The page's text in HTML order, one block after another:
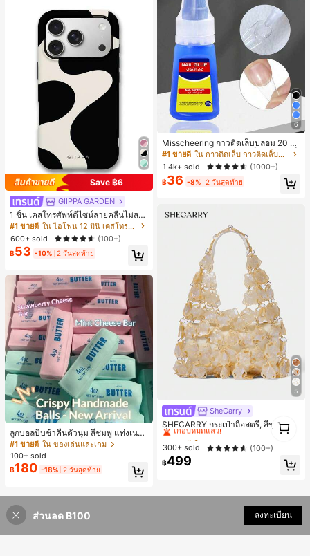
Save ฿6
GIIPPA GARDEN
1 ชิ้น เคสโทรศัพท์ดีไซน์ลายคลื่นไม่สม
มาตรสำหรับ Phone 17 Pro Max, เหม
าะสำหรับ Phone 16 Pro Max, 15 Pro
Max, 14 Pro Max, เคสโทรศัพท์สไตล์เ
กาหลีและน่าสนใจ, เข้ากันได้กับ 11/12/
13/14/15/16 Pro Max Plus, ดีไซน์หรู
หราเหมาะสำหรับทั้งชายและหญิง, ของ
ขวัญในอุดมคติสำหรับคริสต์มาส, วันว
าเลนไทน์, อีสเตอร์, ฤดูแต่งงานและวันเ
กิดสำหรับแฟนสาว
#1 ขายดี
ใน ไอโฟน 12 มินิ เคสโทรศัพท์แฟชั่น
600+ sold
(100+)
฿53 -10% 2 วันสุดท้าย
ลูกบอลบีบช้าคืนตัวนุ่ม สีชมพู แท่งเนย
บีบคลายเครียด นุ่มยืดหยุ่น ของเล่นบีบ
4 ออนซ์ ของเล่นเกลือ เหมาะสำหรับขอ
งขวัญวันหยุด ของขวัญสนุกและน่ารัก
ของขวัญวันเกิด ของขวัญอีสเตอร์ ของ
ขวัญฮาโลวีน ของขวัญคริสต์มาส ของข
งเล่นสำหรับผู้ใหญ่ ผู้หญิง สกวิชชี่กรอบ
สกวิชชี่เนยกรอบ บีบ ลูกบอลสลัชชี่
#1 ขายดี ใน ของเล่นและเกม
100+ sold
฿180 -18% 2 วันสุดท้าย
6
Misscheering กาวติดเล็บปลอม 20 กรั
ม แรงยึดสูง เจลสติกเกอร์เล็บนุ่ม แห้งเร็
ว เหมาะสำหรับผู้เริ่มต้นทำเล็บ ติดทนน
าน
#1 ขายดี
ใน กาวติดเล็บ กาวติดเล็บและสารยึดติด
1.4k+ sold
(1000+)
฿36 -8% 2 วันสุดท้าย
5
SheCarry
SHECARRY กระเป๋าถือสตรี, สีขาว, แฟ
ชั่น, สง่างาม, วันหยุด, งานปาร์ตี้
#1 ขายดี
เกือบหมดแล้ว!
#1 ขายดี
ใน บรรยากาศฤดูร้อน กระเป๋าหูหิ้วด้านบนผู้หญิง
เกือบหมดแล้ว!
#1 ขายดี
ใน บรรยากาศฤดูร้อน กระเป๋าหูหิ้วด้านบนผู้หญิง
เกือบหมดแล้ว!
#1 ขายดี
ใน บรรยากาศฤดูร้อน กระเป๋าหูหิ้วด้านบนผู้หญิง
300+ sold (100+)
฿499
ส่วนลด ฿100 ลงทะเบียน